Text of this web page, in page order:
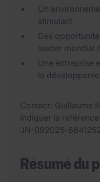
Un
stimulant,
Des
leader mondial
Une entreprise
le
Contact Guillaume
Indiquer la
JN-092025-6841252
Résumé du